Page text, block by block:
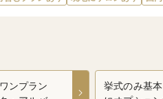
ンプラン
挙式のみ基